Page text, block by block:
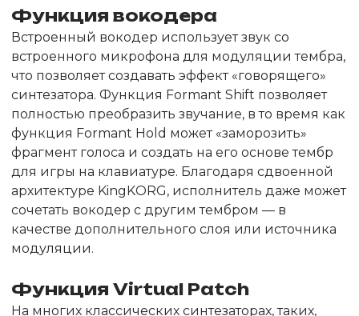
Функция вокодера
Встроенный вокодер использует звук со
встроенного микрофона для модуляции тембра,
что позволяет создавать эффект «говорящего»
синтезатора. Функция Formant Shift позволяет
полностью преобразить звучание, в то время как
функция Formant Hold может «заморозить»
фрагмент голоса и создать на его основе тембр
для игры на клавиатуре. Благодаря сдвоенной
архитектуре KingKORG, исполнитель даже может
сочетать вокодер с другим тембром — в
качестве дополнительного слоя или источника
модуляции.
Функция Virtual Patch
На многих классических синтезаторах, таких,